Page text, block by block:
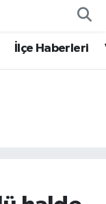
İlçe Haberleri